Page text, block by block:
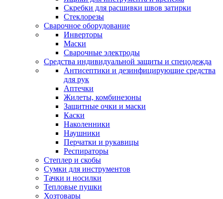
Скребки для расшивки швов затирки
Стеклорезы
Сварочное оборудование
Инверторы
Маски
Сварочные электроды
Средства индивидуальной защиты и спецодежда
Антисептики и дезинфицирующие средства
для рук
Аптечки
Жилеты, комбинезоны
Защитные очки и маски
Каски
Наколенники
Наушники
Перчатки и рукавицы
Респираторы
Степлер и скобы
Сумки для инструментов
Тачки и носилки
Тепловые пушки
Хозтовары